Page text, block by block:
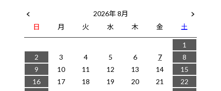
2026年 8月
日
月 火 水 木 金
土
1
2
3 4 5 6 7
8
9
10 11 12 13 14
15
16
17 18 19 20 21
22